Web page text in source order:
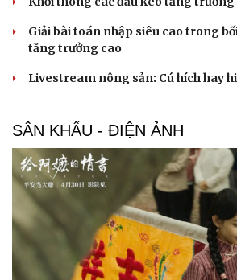
Giải bài toán nhập siêu cao trong
tăng trưởng cao
Livestream nông sản: Cú hích hay
SÂN KHẤU - ĐIỆN ẢNH